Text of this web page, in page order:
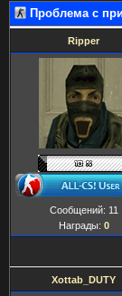
Проблема с
Ripper
Сообщений: 11
Награды: 0
Xottab_DUTY